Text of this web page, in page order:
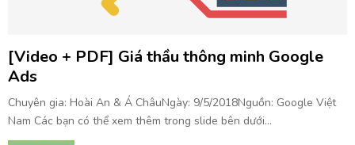
[Video + PDF] Giá thầu thông minh Google
Ads
Chuyên gia: Hoài An & Á ChâuNgày: 9/5/2018Nguồn: Google Việt
Nam Các bạn có thể xem thêm trong slide bên dưới...